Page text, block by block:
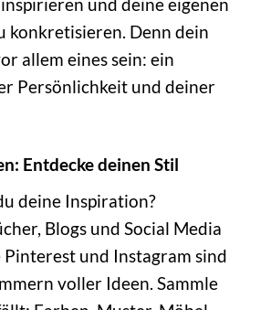
und deine eigenen
konkretisieren. Denn dein
allem eines sein: ein
Persönlichkeit und deiner
Entdecke deinen Stil
deine Inspiration?
Blogs und Social Media
und Instagram sind
voller Ideen. Sammle